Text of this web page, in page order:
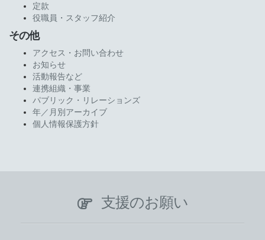
定款
役職員・スタッフ紹介
その他
アクセス・お問い合わせ
お知らせ
活動報告など
連携組織・事業
パブリック・リレーションズ
年／月別アーカイブ
個人情報保護方針
支援のお願い